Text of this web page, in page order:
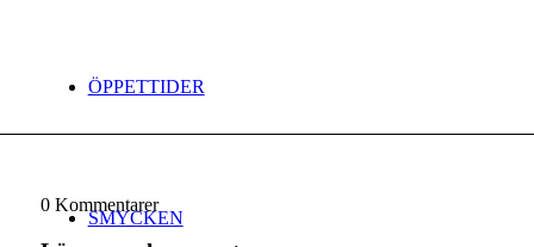
ÖPPETTIDER
SMYCKEN
0 Kommentarer